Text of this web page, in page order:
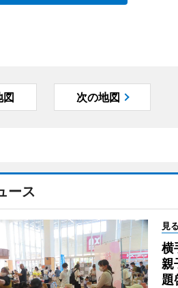
図 次の地図
ース
見
横
親
題